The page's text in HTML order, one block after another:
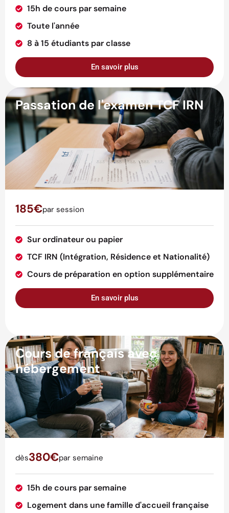
15h de cours par semaine
Toute l'année
8 à 15 étudiants par classe
En savoir plus
Passation de l'examen TCF IRN
185€par session
Sur ordinateur ou papier
TCF IRN (Intégration, Résidence et Nationalité)
Cours de préparation en option supplémentaire
En savoir plus
Cours de français avec
hébergement
dès380€par semaine
15h de cours par semaine
Logement dans une famille d'accueil française